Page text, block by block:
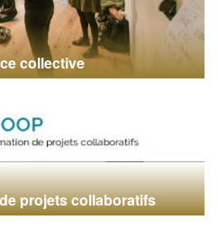
collective
projets collaboratifs